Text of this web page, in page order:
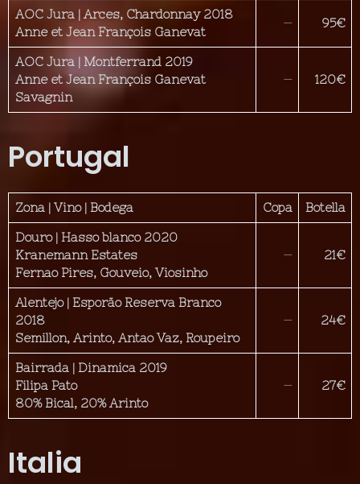
AOC Jura | Arces, Chardonnay 2018
Anne et Jean François Ganevat
— 95€
AOC Jura | Montferrand 2019
Anne et Jean François Ganevat
Savagnin
— 120€
Portugal
Zona | Vino | Bodega Copa Botella
Douro | Hasso blanco 2020
Kranemann Estates
Fernao Pires, Gouveio, Viosinho
— 21€
Alentejo | Esporão Reserva Branco
2018
Semillon, Arinto, Antao Vaz, Roupeiro
— 24€
Bairrada | Dinamica 2019
Filipa Pato
80% Bical, 20% Arinto
— 27€
Italia